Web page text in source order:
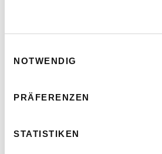
NOTWENDIG
PRÄFERENZEN
STATISTIKEN